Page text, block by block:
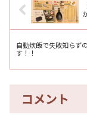
自動炊飯で失敗知らず
す！！
コメント